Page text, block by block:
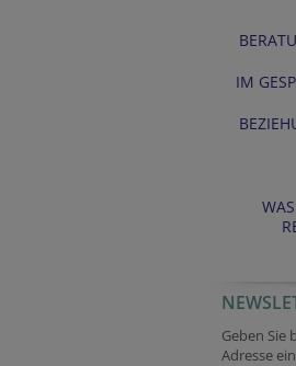
IM
Geben Sie
Adresse ein